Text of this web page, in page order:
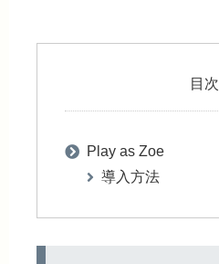
目次
Play as Zoe
導入方法